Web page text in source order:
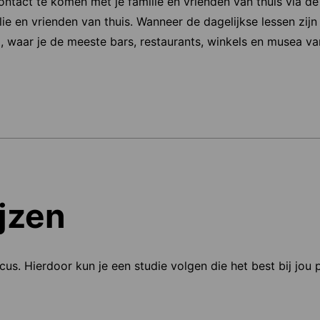
en vrienden van thuis. Wanneer de dagelijkse lessen
je de meeste bars, restaurants, winkels en musea
Hierdoor kun je een studie volgen die het best bij